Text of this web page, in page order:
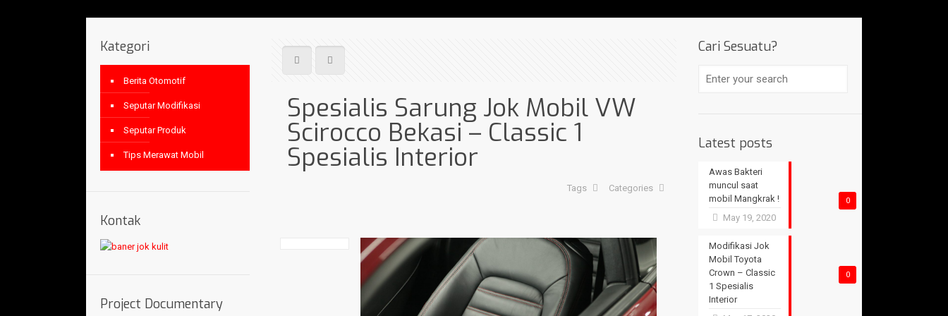
Spesialis Sarung Jok Mobil VW
Scirocco Bekasi – Classic 1
Spesialis Interior
Categories
Tags
Kategori
Berita Otomotif
Seputar Modifikasi
Seputar Produk
Tips Merawat Mobil
Kontak
Project Documentary
Cari Sesuatu?
Latest posts
0
Awas Bakteri
muncul saat
mobil Mangkrak !
May 19, 2020
0
Modifikasi Jok
Mobil Toyota
Crown – Classic
1 Spesialis
Interior